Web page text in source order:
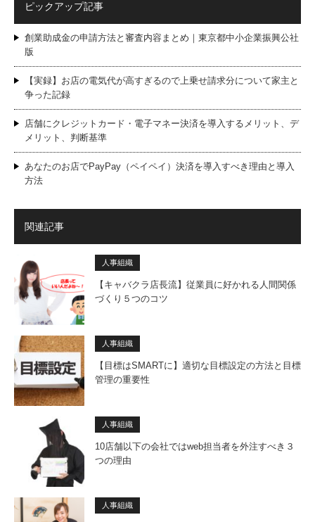
ピックアップ記事
創業助成金の申請方法と審査内容まとめ｜東京都中小企業振興公社
版
【実録】お店の電気代が高すぎるので上乗せ請求分について家主と
争った記録
店舗にクレジットカード・電子マネー決済を導入するメリット、デ
メリット、判断基準
あなたのお店でPayPay（ペイペイ）決済を導入すべき理由と導入
方法
関連記事
人事組織
【キャバクラ店長流】従業員に好かれる人間関係
づくり５つのコツ
人事組織
【目標はSMARTに】適切な目標設定の方法と目標
管理の重要性
人事組織
10店舗以下の会社ではweb担当者を外注すべき３
つの理由
人事組織